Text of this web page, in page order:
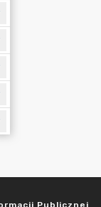
Publicznej